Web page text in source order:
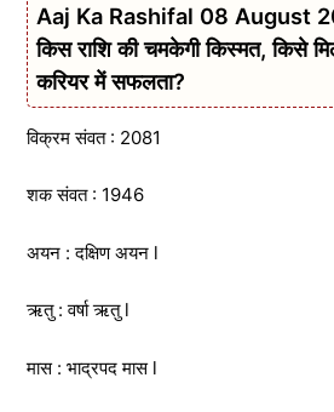
Aaj Ka Rashifal 08 August
किस राशि की चमकेगी किस्मत, किसे
करियर में सफलता?
विक्रम संवत : 2081
शक संवत : 1946
अयन : दक्षिण अयन l
ऋतु : वर्षा ऋतु l
मास : भाद्रपद मास l